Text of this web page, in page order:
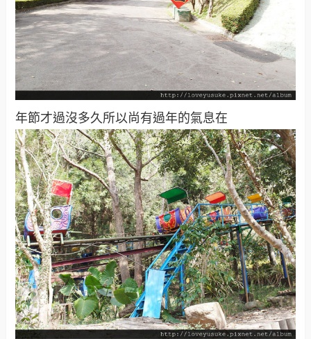
年節才過沒多久所以尚有過年的氣息在